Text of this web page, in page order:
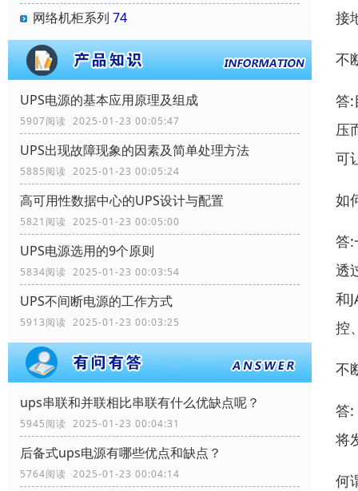
网络机柜系列 74
UPS电源的基本应用原理及组成
5907阅读 2025-01-23 00:05:47
UPS出现故障现象的因素及简单处理方法
5885阅读 2025-01-23 00:05:24
高可用性数据中心的UPS设计与配置
5821阅读 2025-01-23 00:05:00
UPS电源选用的9个原则
5834阅读 2025-01-23 00:03:54
UPS不间断电源的工作方式
5913阅读 2025-01-23 00:03:25
ups串联和并联相比串联有什么优缺点呢？
5945阅读 2025-01-23 00:04:31
后备式ups电源有哪些优点和缺点？
5764阅读 2025-01-23 00:04:14
接
不
答:
压
可
如
答:
透
和
控
不
答:
将
何